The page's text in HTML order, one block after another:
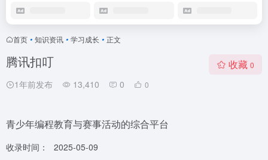
首页 • 知识资讯 • 学习成长 • 正文
腾讯扣叮
1年前发布 13,410 0 0
收藏 0
青少年编程教育与赛事活动的综合平台
收录时间：
2025-05-09